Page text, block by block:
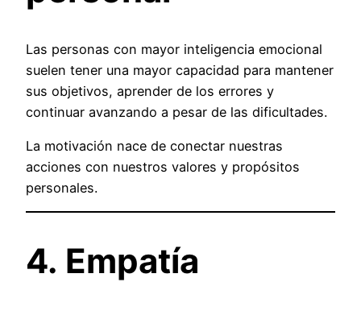
Las personas con mayor inteligencia emocional
suelen tener una mayor capacidad para mantener
sus objetivos, aprender de los errores y
continuar avanzando a pesar de las dificultades.
La motivación nace de conectar nuestras
acciones con nuestros valores y propósitos
personales.
4. Empatía